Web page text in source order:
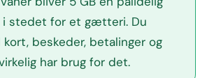
stedet for et gætteri. Du
beskeder, betalinger og
har brug for det.